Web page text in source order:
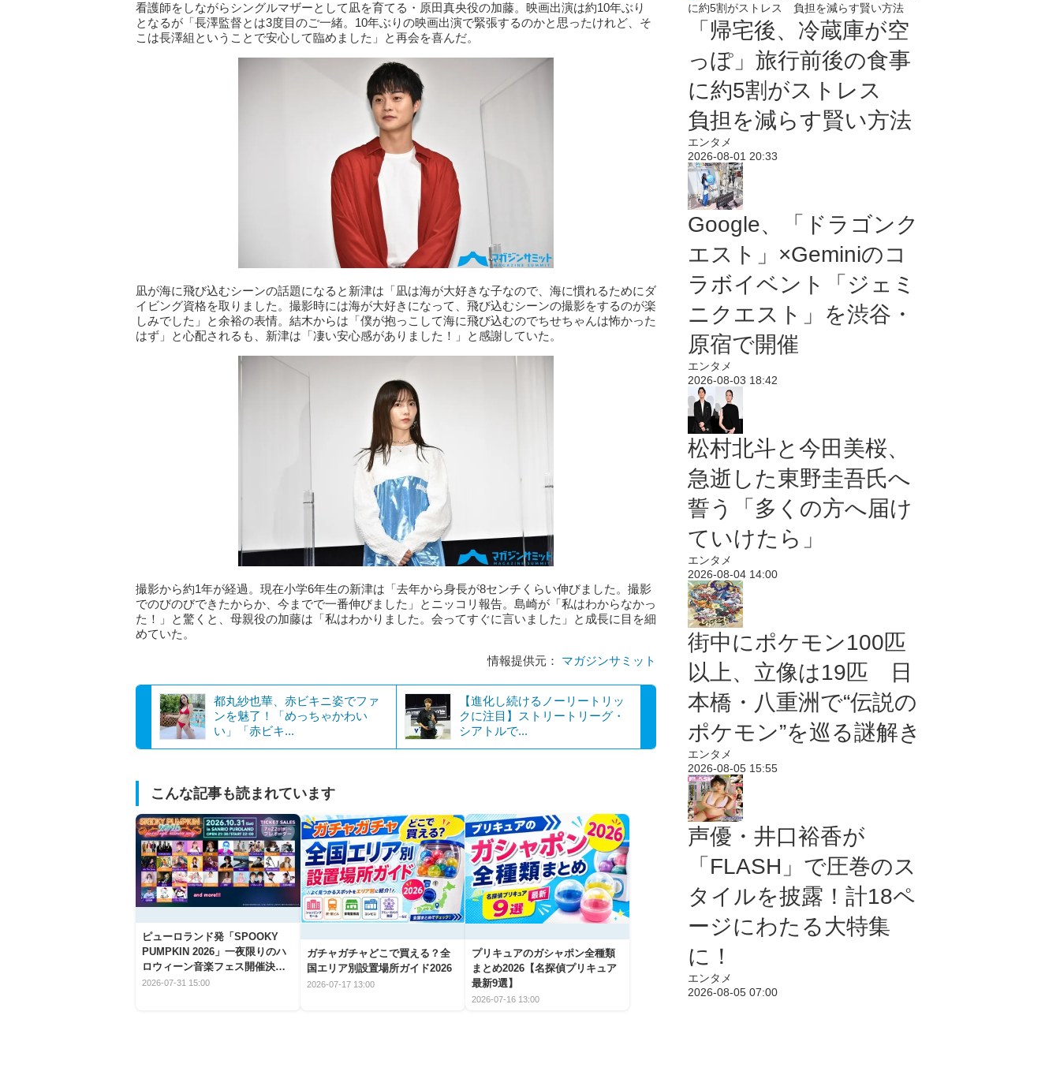
看護師をしながらシングルマザーとして凪を育てる・原田真央役の加藤。映画出演は約10年ぶり
となるが「長澤監督とは3度目のご一緒。10年ぶりの映画出演で緊張するのかと思ったけれど、そ
こは長澤組ということで安心して臨めました」と再会を喜んだ。
凪が海に飛び込むシーンの話題になると新津は「凪は海が大好きな子なので、海に慣れるためにダ
イビング資格を取りました。撮影時には海が大好きになって、飛び込むシーンの撮影をするのが楽
しみでした」と余裕の表情。結木からは「僕が抱っこして海に飛び込むのでちせちゃんは怖かった
はず」と心配されるも、新津は「凄い安心感がありました！」と感謝していた。
撮影から約1年が経過。現在小学6年生の新津は「去年から身長が8センチくらい伸びました。撮影
でのびのびできたからか、今までで一番伸びました」とニッコリ報告。島崎が「私はわからなかっ
た！」と驚くと、母親役の加藤は「私はわかりました。会ってすぐに言いました」と成長に目を細
めていた。
情報提供元： マガジンサミット
都丸紗也華、赤ビキニ姿でファ
ンを魅了！「めっちゃかわい
い」「赤ビキ...
【進化し続けるノーリートリッ
クに注目】ストリートリーグ・
シアトルで...
こんな記事も読まれています
ピューロランド発「SPOOKY
PUMPKIN 2026」一夜限りのハ
ロウィーン音楽フェス開催決
定！
2026-07-31 15:00
ガチャガチャどこで買える？全
国エリア別設置場所ガイド2026
2026-07-17 13:00
プリキュアのガシャポン全種類
まとめ2026【名探偵プリキュア
最新9選】
2026-07-16 13:00
「帰宅後、冷蔵庫が空
っぽ」旅行前後の食事
に約5割がストレス
負担を減らす賢い方法
エンタメ
2026-08-01 20:33
Google、「ドラゴンク
エスト」×Geminiのコ
ラボイベント「ジェミ
ニクエスト」を渋谷・
原宿で開催
エンタメ
2026-08-03 18:42
松村北斗と今田美桜、
急逝した東野圭吾氏へ
誓う「多くの方へ届け
ていけたら」
エンタメ
2026-08-04 14:00
街中にポケモン100匹
以上、立像は19匹 日
本橋・八重洲で“伝説の
ポケモン”を巡る謎解き
エンタメ
2026-08-05 15:55
声優・井口裕香が
「FLASH」で圧巻のス
タイルを披露！計18ペ
ージにわたる大特集
に！
エンタメ
2026-08-05 07:00